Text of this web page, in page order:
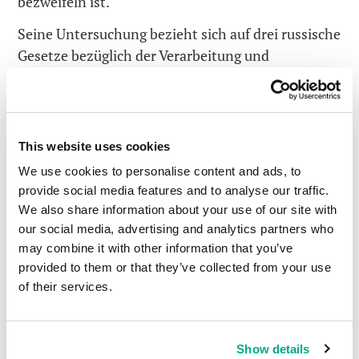
This website uses cookies
We use cookies to personalise content and ads, to
provide social media features and to analyse our traffic.
We also share information about your use of our site with
our social media, advertising and analytics partners who
may combine it with other information that you’ve
provided to them or that they’ve collected from your use
of their services.
Show details
Seine Untersuchung bezieht sich auf drei russische
Gesetze bezüglich der Verarbeitung und
Speicherung von Daten; denn auf diese nehmen
einige der „Experten“ und Journalisten häufig
Meinung nach nicht nur völlig unangebracht,
sondern zudem auch noch falsch. Mit dieser
unabhängigen Analyse wird nämlich ein für alle
Mal belegt, dass wir (KL) nicht an ein einziges
dieser drei Gesetze gebunden sind – aus einem
einfachen Grund: wir sind weder ein Internet-
noch ein Mobilfunkanbieter! Denn nur diese
beiden Arten von Anbietern sind an die Gesetze